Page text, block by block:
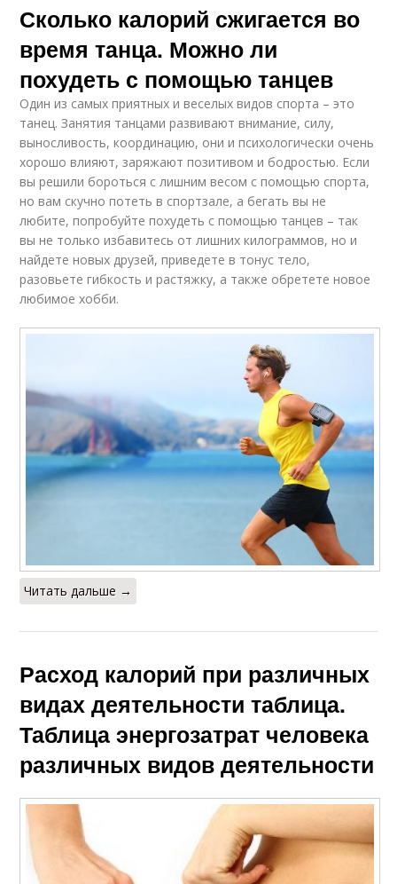
Сколько калорий сжигается во
время танца. Можно ли
похудеть с помощью танцев
Один из самых приятных и веселых видов спорта – это
танец. Занятия танцами развивают внимание, силу,
выносливость, координацию, они и психологически очень
хорошо влияют, заряжают позитивом и бодростью. Если
вы решили бороться с лишним весом с помощью спорта,
но вам скучно потеть в спортзале, а бегать вы не
любите, попробуйте похудеть с помощью танцев – так
вы не только избавитесь от лишних килограммов, но и
найдете новых друзей, приведете в тонус тело,
разовьете гибкость и растяжку, а также обретете новое
любимое хобби.
Читать дальше →
Расход калорий при различных
видах деятельности таблица.
Таблица энергозатрат человека
различных видов деятельности